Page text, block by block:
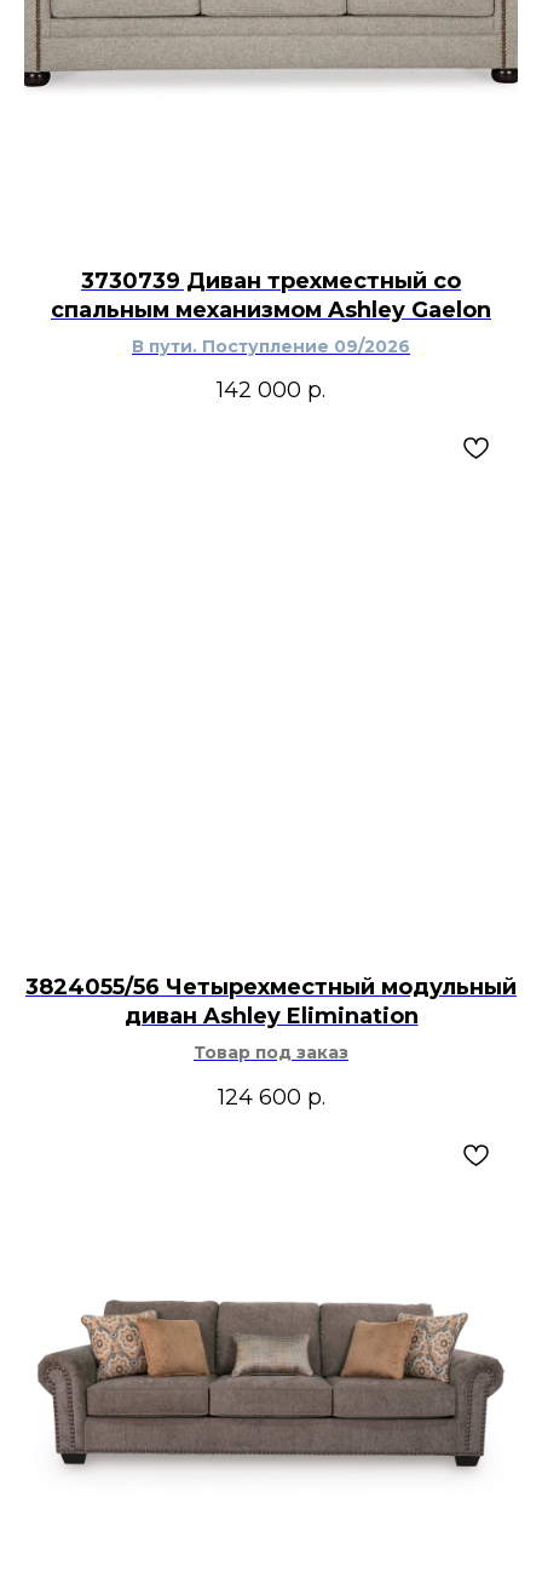
3730739 Диван трехместный со
спальным механизмом Ashley Gaelon
В пути. Поступление 09/2026
142 000 р.
3824055/56 Четырехместный модульный
диван Ashley Elimination
Товар под заказ
124 600 р.